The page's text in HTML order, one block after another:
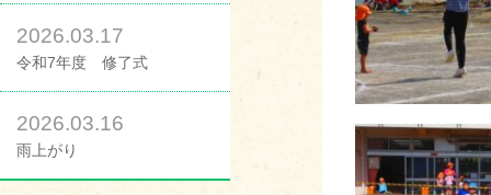
2026.03.17
令和7年度 修了式
2026.03.16
雨上がり